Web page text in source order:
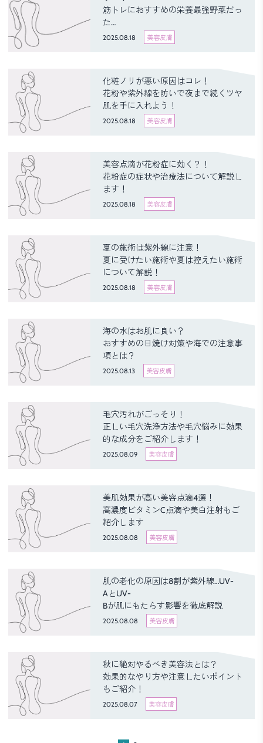
筋トレにおすすめの栄養最強野菜だっ
た…
2025.08.18 美容皮膚
化粧ノリが悪い原因はコレ！
花粉や紫外線を防いで夜まで続くツヤ
肌を手に入れよう！
2025.08.18 美容皮膚
美容点滴が花粉症に効く？！
花粉症の症状や治療法について解説し
ます！
2025.08.18 美容皮膚
夏の施術は紫外線に注意！
夏に受けたい施術や夏は控えたい施術
について解説！
2025.08.18 美容皮膚
海の水はお肌に良い？
おすすめの日焼け対策や海での注意事
項とは？
2025.08.13 美容皮膚
毛穴汚れがごっそり！
正しい毛穴洗浄方法や毛穴悩みに効果
的な成分をご紹介します！
2025.08.09 美容皮膚
美肌効果が高い美容点滴4選！
高濃度ビタミンC点滴や美白注射もご
紹介します
2025.08.08 美容皮膚
肌の老化の原因は8割が紫外線…UV-
AとUV-
Bが肌にもたらす影響を徹底解説
2025.08.08 美容皮膚
秋に絶対やるべき美容法とは？
効果的なやり方や注意したいポイント
もご紹介！
2025.08.07 美容皮膚